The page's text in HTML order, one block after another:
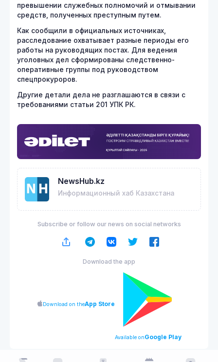
превышении служебных полномочий и отмывании
средств, полученных преступным путем.
Как сообщили в официальных источниках,
расследование охватывает разные периоды его
работы на руководящих постах. Для ведения
уголовных дел сформированы следственно-
оперативные группы под руководством
спецпрокуроров.
Другие детали дела не разглашаются в связи с
требованиями статьи 201 УПК РК.
NewsHub.kz
Информационный хаб Казахстана
Subscribe or follow our news on social networks
Download the app
Download on theApp Store
Available onGoogle Play